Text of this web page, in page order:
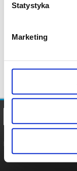
Statystyka
Marketing